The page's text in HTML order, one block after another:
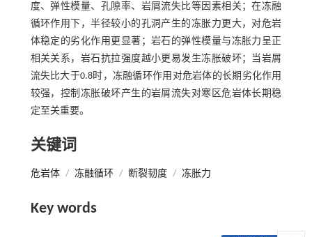
度、弹性模量、孔隙率、岩屑流失比等因素相关；在冻融
循环作用下，半径较小的孔洞产生的冻胀力更大，对危岩
体稳定的劣化作用更显著；岩石的弹性模量与冻胀力呈正
相关关系，岩石抗拉强度越小更易发生冻胀破坏；当岩屑
流失比大于0.8时，冻融循环作用对危岩体的长期劣化作用
较强，控制冻胀破坏产生的岩屑流失对寒区危岩体长期稳
定至关重要。
关键词
危岩体 / 冻融循环 / 断裂韧度 / 冻胀力
Key words